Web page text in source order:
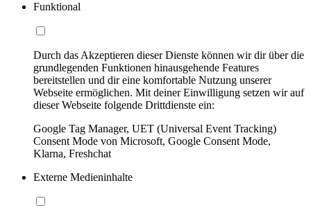
Funktional
Durch das Akzeptieren dieser Dienste können wir dir über die
grundlegenden Funktionen hinausgehende Features
bereitstellen und dir eine komfortable Nutzung unserer
Webseite ermöglichen. Mit deiner Einwilligung setzen wir auf
dieser Webseite folgende Drittdienste ein:
Google Tag Manager, UET (Universal Event Tracking)
Consent Mode von Microsoft, Google Consent Mode,
Klarna, Freshchat
Externe Medieninhalte